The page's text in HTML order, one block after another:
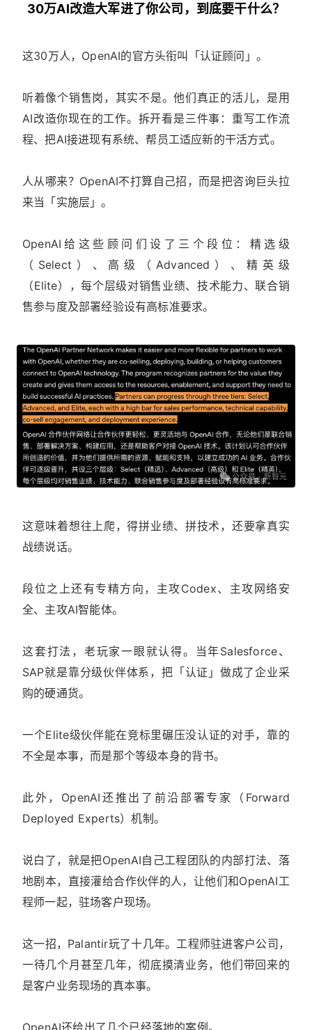
30万AI改造大军进了你公司，到底要干什么？
这30万人，OpenAI的官方头衔叫「认证顾问」。
听着像个销售岗，其实不是。他们真正的活儿，是用
AI改造你现在的工作。拆开看是三件事：重写工作流
程、把AI接进现有系统、帮员工适应新的干活方式。
人从哪来？OpenAI不打算自己招，而是把咨询巨头拉
来当「实施层」。
OpenAI给这些顾问们设了三个段位：精选级
（Select）、高级（Advanced）、精英级
（Elite），每个层级对销售业绩、技术能力、联合销
售参与度及部署经验设有高标准要求。
这意味着想往上爬，得拼业绩、拼技术，还要拿真实
战绩说话。
段位之上还有专精方向，主攻Codex、主攻网络安
全、主攻AI智能体。
这套打法，老玩家一眼就认得。当年Salesforce、
SAP就是靠分级伙伴体系，把「认证」做成了企业采
购的硬通货。
一个Elite级伙伴能在竞标里碾压没认证的对手，靠的
不全是本事，而是那个等级本身的背书。
此外，OpenAI还推出了前沿部署专家（Forward
Deployed Experts）机制。
说白了，就是把OpenAI自己工程团队的内部打法、落
地剧本，直接灌给合作伙伴的人，让他们和OpenAI工
程师一起，驻场客户现场。
这一招，Palantir玩了十几年。工程师驻进客户公司，
一待几个月甚至几年，彻底摸清业务，他们带回来的
是客户业务现场的真本事。
OpenAI还给出了几个已经落地的案例。